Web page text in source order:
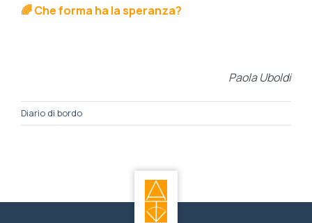
🌈Che forma ha la speranza?
Paola Uboldi
Diario di bordo